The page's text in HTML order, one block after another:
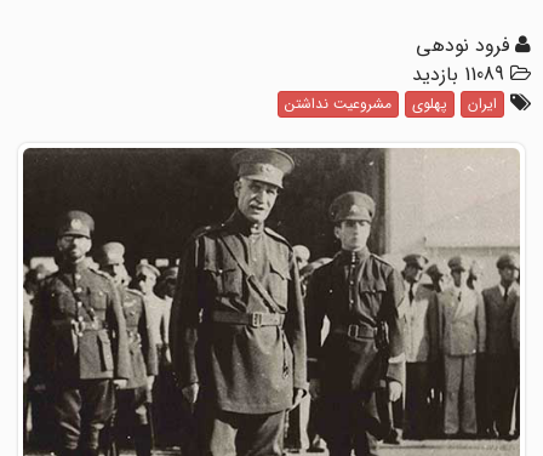
فرود نودهی
11089 بازدید
ایران پهلوی مشروعیت نداشتن